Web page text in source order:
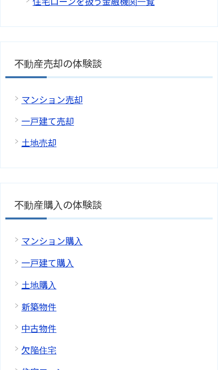
不動産売却の体験談
マンション売却
一戸建て売却
土地売却
不動産購入の体験談
マンション購入
一戸建て購入
土地購入
新築物件
中古物件
欠陥住宅